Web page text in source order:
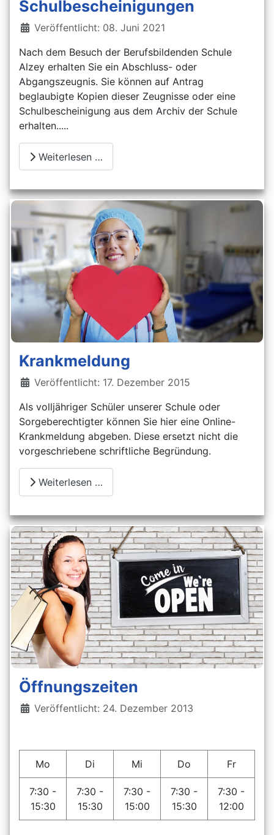
Schulbescheinigungen
Details
Veröffentlicht: 08. Juni 2021
Nach dem Besuch der Berufsbildenden Schule
Alzey erhalten Sie ein Abschluss- oder
Abgangszeugnis. Sie können auf Antrag
beglaubigte Kopien dieser Zeugnisse oder eine
Schulbescheinigung aus dem Archiv der Schule
erhalten.....
Weiterlesen …
Krankmeldung
Details
Veröffentlicht: 17. Dezember 2015
Als volljähriger Schüler unserer Schule oder
Sorgeberechtigter können Sie hier eine Online-
Krankmeldung abgeben. Diese ersetzt nicht die
vorgeschriebene schriftliche Begründung.
Weiterlesen …
Öffnungszeiten
Details
Veröffentlicht: 24. Dezember 2013
Mo Di Mi Do Fr
7:30 -
15:30
7:30 -
15:30
7:30 -
15:00
7:30 -
15:30
7:30 -
12:00